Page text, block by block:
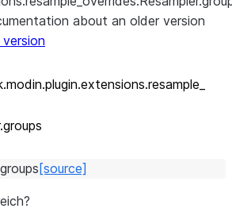
about an older version
groups [source]